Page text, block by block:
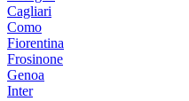
Cagliari
Como
Fiorentina
Frosinone
Genoa
Inter